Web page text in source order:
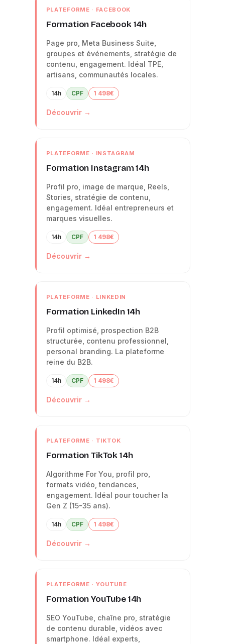
PLATEFORME · FACEBOOK
Formation Facebook 14h
Page pro, Meta Business Suite,
groupes et événements, stratégie de
contenu, engagement. Idéal TPE,
artisans, communautés locales.
14h CPF 1 498€
Découvrir →
PLATEFORME · INSTAGRAM
Formation Instagram 14h
Profil pro, image de marque, Reels,
Stories, stratégie de contenu,
engagement. Idéal entrepreneurs et
marques visuelles.
14h CPF 1 498€
Découvrir →
PLATEFORME · LINKEDIN
Formation LinkedIn 14h
Profil optimisé, prospection B2B
structurée, contenu professionnel,
personal branding. La plateforme
reine du B2B.
14h CPF 1 498€
Découvrir →
PLATEFORME · TIKTOK
Formation TikTok 14h
Algorithme For You, profil pro,
formats vidéo, tendances,
engagement. Idéal pour toucher la
Gen Z (15-35 ans).
14h CPF 1 498€
Découvrir →
PLATEFORME · YOUTUBE
Formation YouTube 14h
SEO YouTube, chaîne pro, stratégie
de contenu durable, vidéos avec
smartphone. Idéal experts,